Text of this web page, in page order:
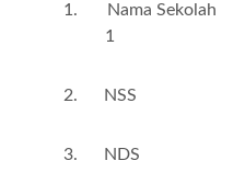
1.
Nama
1
2. NSS :
3. NDS :